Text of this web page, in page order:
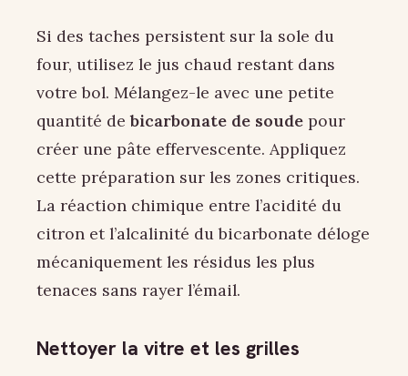
Si des taches persistent sur la sole du
four, utilisez le jus chaud restant dans
votre bol. Mélangez-le avec une petite
quantité debicarbonate de soude pour
créer une pâte effervescente. Appliquez
cette préparation sur les zones critiques.
La réaction chimique entre l’acidité du
citron et l’alcalinité du bicarbonate déloge
mécaniquement les résidus les plus
tenaces sans rayer l’émail.
Nettoyer la vitre et les grilles